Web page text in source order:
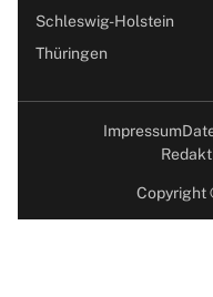
Schleswig-Holstein
Thüringen
Impressum
Copyright